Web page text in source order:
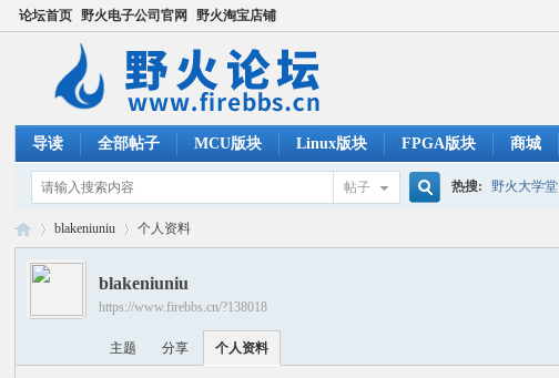
论坛首页 野火电子公司官网 野火淘宝店铺
导读 全部帖子 MCU版块 Linux版块 FPGA版块 商城
帖子 热搜: 野火大学堂
›
blakeniuniu 个人资料
blakeniuniu
https://www.firebbs.cn/?138018
主题 分享 个人资料